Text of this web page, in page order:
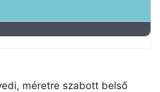
méretre szabott belső